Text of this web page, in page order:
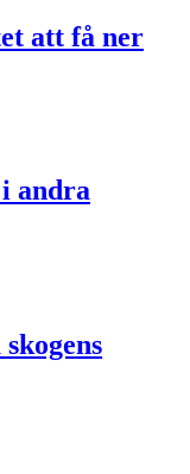
att få ner
andra